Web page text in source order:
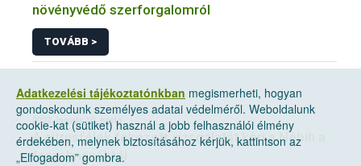
növényvédő szerforgalomról
TOVÁBB >
2022. január 10, hétfő
A citrusfélék fokozott vizsgálatát kéri a Nébih a
forgalmazóktól
Adatkezelési tájékoztatónkban megismerheti, hogyan
gondoskodunk személyes adatai védelméről. Weboldalunk
cookie-kat (sütiket) használ a jobb felhasználói élmény
érdekében, melynek biztosításához kérjük, kattintson az
„Elfogadom” gombra.